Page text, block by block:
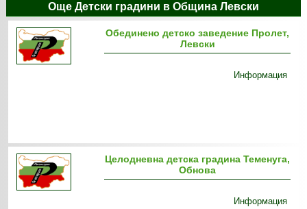
Още Детски градини в Община Левски
Обединено детско заведение Пролет,
Левски
Информация
Целодневна детска градина Теменуга,
Обнова
Информация